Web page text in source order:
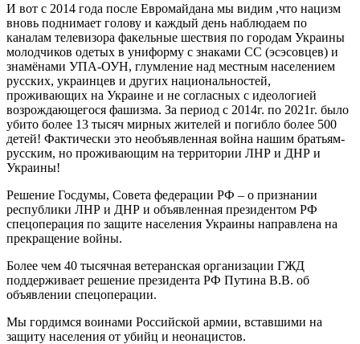
И вот с 2014 года после Евромайдана мы видим ,что нацизм
вновь поднимает голову и каждый день наблюдаем по
каналам телевизора факельные шествия по городам Украины
молодчиков одетых в униформу с знаками СС (эсэсовцев) и
знамёнами УПА-ОУН, глумление над местным населением
русских, украинцев и других национальностей,
проживающих на Украине и не согласных с идеологией
возрождающегося фашизма. За период с 2014г. по 2021г. было
убито более 13 тысяч мирных жителей и погибло более 500
детей! Фактически это необъявленная война нашим братьям-
русским, но проживающим на территории ЛНР и ДНР и
Украины!
Решение Госдумы, Совета федерации РФ – о признании
республики ЛНР и ДНР и объявленная президентом РФ
спецоперация по защите населения Украины направлена на
прекращение войны.
Более чем 40 тысячная ветеранская организации ГЖД
поддерживает решение президента РФ Путина В.В. об
объявлении спецоперации.
Мы гордимся воинами Российской армии, вставшими на
защиту населения от убийц и неонацистов.